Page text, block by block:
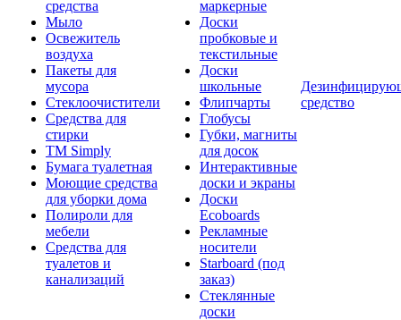
средства
Мыло
Освежитель
воздуха
Пакеты для
мусора
Стеклоочистители
Средства для
стирки
TM Simply
Бумага туалетная
Моющие средства
для уборки дома
Полироли для
мебели
Средства для
туалетов и
канализаций
маркерные
Доски
пробковые и
текстильные
Доски
школьные
Флипчарты
Глобусы
Губки, магниты
для досок
Интерактивные
доски и экраны
Доски
Ecoboards
Рекламные
носители
Starboard (под
заказ)
Стеклянные
доски
средство